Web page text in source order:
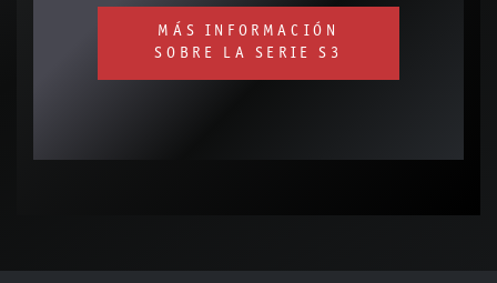
MÁS INFORMACIÓN
SOBRE LA SERIE S3